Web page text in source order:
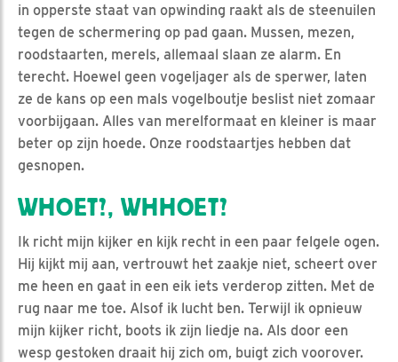
in opperste staat van opwinding raakt als de steenuilen
tegen de schermering op pad gaan. Mussen, mezen,
roodstaarten, merels, allemaal slaan ze alarm. En
terecht. Hoewel geen vogeljager als de sperwer, laten
ze de kans op een mals vogelboutje beslist niet zomaar
voorbijgaan. Alles van merelformaat en kleiner is maar
beter op zijn hoede. Onze roodstaartjes hebben dat
gesnopen.
WHOET?, WHHOET?
Ik richt mijn kijker en kijk recht in een paar felgele ogen.
Hij kijkt mij aan, vertrouwt het zaakje niet, scheert over
me heen en gaat in een eik iets verderop zitten. Met de
rug naar me toe. Alsof ik lucht ben. Terwijl ik opnieuw
mijn kijker richt, boots ik zijn liedje na. Als door een
wesp gestoken draait hij zich om, buigt zich voorover.